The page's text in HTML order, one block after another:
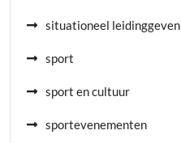
situationeel leidinggeven
sport
sport en cultuur
sportevenementen